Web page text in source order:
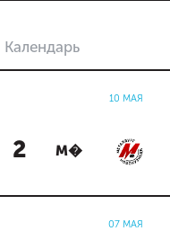
Календарь
10 МАЯ
2 М�
07 МАЯ